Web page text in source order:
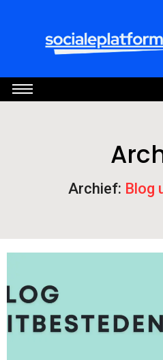
Archief: Blog